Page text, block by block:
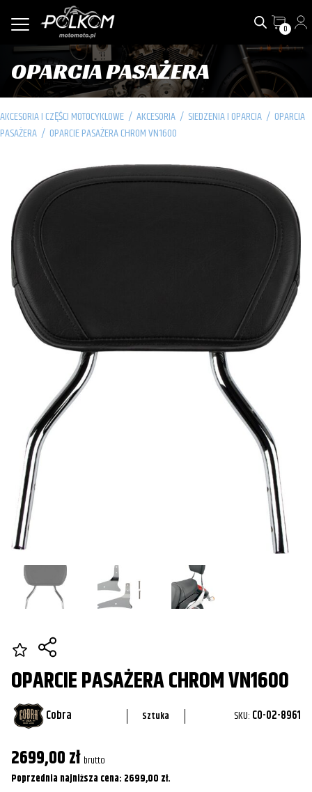
0
OPARCIA PASAŻERA
AKCESORIA I CZĘŚCI MOTOCYKLOWE / AKCESORIA / SIEDZENIA I OPARCIA / OPARCIA
PASAŻERA / OPARCIE PASAŻERA CHROM VN1600
OPARCIE PASAŻERA CHROM VN1600
Cobra Sztuka SKU: CO-02-8961
2699,00zł brutto
Poprzednia najniższa cena: 2699,00 zł.